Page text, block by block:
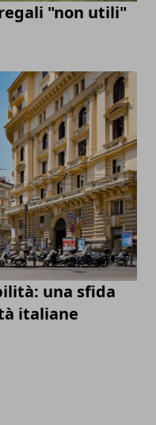
"non utili"
una sfida
italiane